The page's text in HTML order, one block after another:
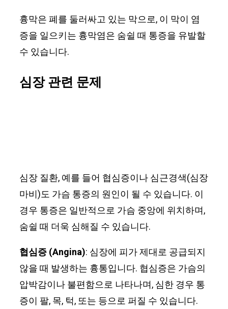
흉막은 폐를 둘러싸고 있는 막으로, 이 막이 염
증을 일으키는 흉막염은 숨쉴 때 통증을 유발할
수 있습니다.
심장 관련 문제
심장 질환, 예를 들어 협심증이나 심근경색(심장
마비)도 가슴 통증의 원인이 될 수 있습니다. 이
경우 통증은 일반적으로 가슴 중앙에 위치하며,
숨쉴 때 더욱 심해질 수 있습니다.
협심증 (Angina): 심장에 피가 제대로 공급되지
않을 때 발생하는 흉통입니다. 협심증은 가슴의
압박감이나 불편함으로 나타나며, 심한 경우 통
증이 팔, 목, 턱, 또는 등으로 퍼질 수 있습니다.